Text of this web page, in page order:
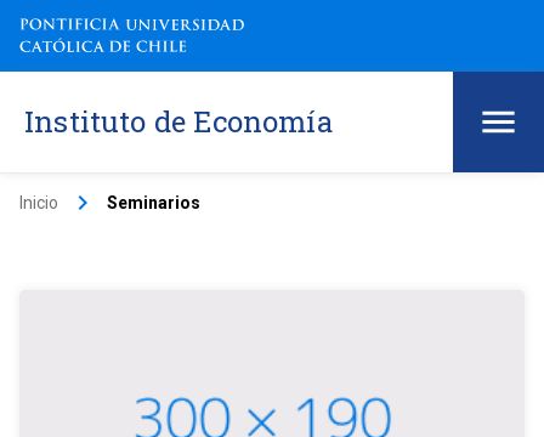
Instituto de Economía
Inicio keyboard_arrow_right Seminarios